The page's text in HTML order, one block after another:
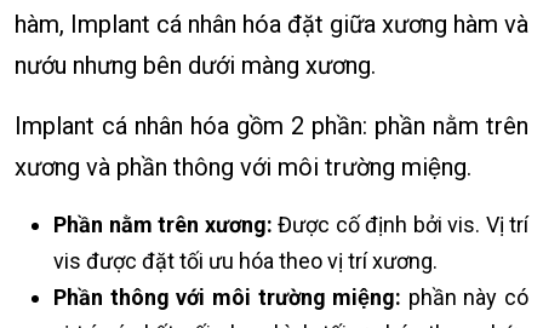
hàm, Implant cá nhân hóa đặt giữa xương hàm và
nướu nhưng bên dưới màng xương.
Implant cá nhân hóa gồm 2 phần: phần nằm trên
xương và phần thông với môi trường miệng.
Phần nằm trên xương: Được cố định bởi vis. Vị trí
vis được đặt tối ưu hóa theo vị trí xương.
Phần thông với môi trường miệng: phần này có